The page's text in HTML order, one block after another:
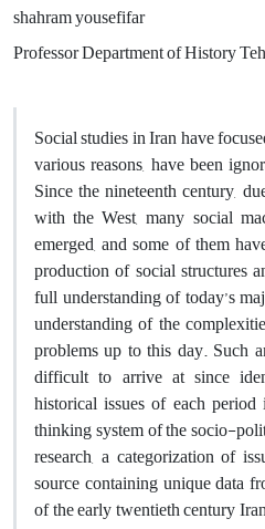
shahram yousefifar
Professor Department of History
Social studies in Iran have
various reasons, have been
Since the nineteenth century,
with the West, many social
emerged, and some of them
production of social structures
full understanding of today’s
understanding of the
problems up to this day. Such
difficult to arrive at since
historical issues of each
thinking system of the socio-
research, a categorization of
source containing unique data
of the early twentieth century